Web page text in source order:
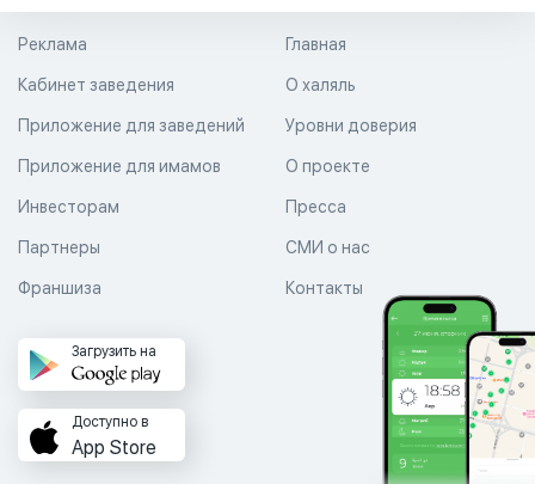
Главная
О халяль
Уровни доверия
Реклама
Кабинет заведения
Приложение для заведений
Приложение для имамов О проекте
Пресса
СМИ о нас
Контакты
Инвесторам
Партнеры
Франшиза
Загрузить на
Доступно в
App Store